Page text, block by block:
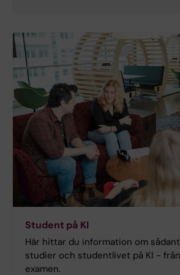
Student på KI
Här hittar du information om
studier och studentlivet på KI -
examen.